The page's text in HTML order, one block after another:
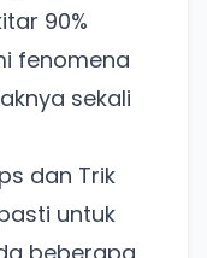
90%
fenomena
sekali
dan Trik
untuk